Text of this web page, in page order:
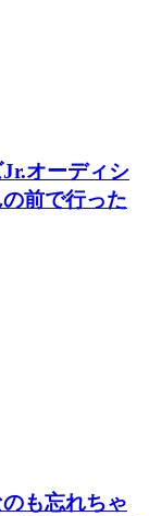
オーディシ
前で行った
も忘れちゃ